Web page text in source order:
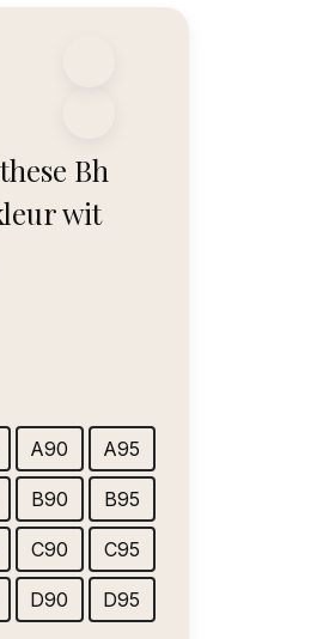
Bh
wit
A90 A95
B90 B95
C90 C95
D90 D95